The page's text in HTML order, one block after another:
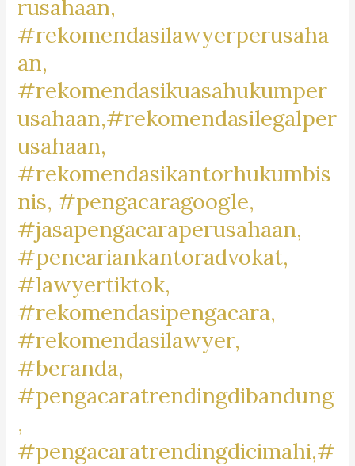
#jasapengacara,
#jasalawyer,
#kantorhukum,
#kantoradvokat,
#kantorpengacara,
#lawfirm,
#infopengacara,
#infojasahukum,
#pengacarteratas,
#kantoradvokatteratas,
#carikantorhukum,
#rekomendasikantorpengacara,
#cariadvokat,
#viraldibandung,
#fyplawyer,
#trendingpengacara,
rusahaan,
#rekomendasilawyerperusaha
an,
#rekomendasikuasahukumper
usahaan,#rekomendasilegalper
usahaan,
#rekomendasikantorhukumbis
nis, #pengacaragoogle,
#jasapengacaraperusahaan,
#pencariankantoradvokat,
#lawyertiktok,
#rekomendasipengacara,
#rekomendasilawyer,
#beranda,
#pengacaratrendingdibandung
,
#pengacaratrendingdicimahi,#